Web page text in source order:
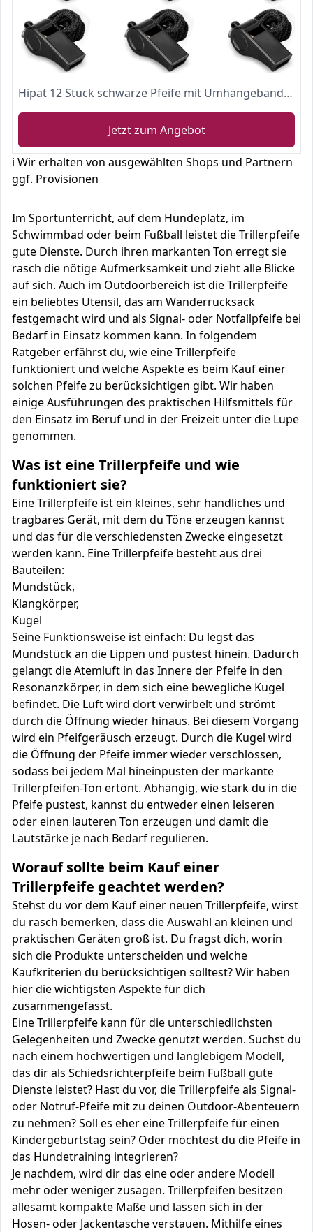
Hipat 12 Stück schwarze Pfeife mit Umhängeband, langlebige, verdickte Kunststoffpfeifen, laute Klangpfeifen, ideal für Trainer, Schiedsrichter, Sport
Jetzt zum Angebot
ℹ️ Wir erhalten von ausgewählten Shops und Partnern
ggf. Provisionen
Im Sportunterricht, auf dem Hundeplatz, im
Schwimmbad oder beim Fußball leistet die Trillerpfeife
gute Dienste. Durch ihren markanten Ton erregt sie
rasch die nötige Aufmerksamkeit und zieht alle Blicke
auf sich. Auch im Outdoorbereich ist die Trillerpfeife
ein beliebtes Utensil, das am Wanderrucksack
festgemacht wird und als Signal- oder Notfallpfeife bei
Bedarf in Einsatz kommen kann. In folgendem
Ratgeber erfährst du, wie eine Trillerpfeife
funktioniert und welche Aspekte es beim Kauf einer
solchen Pfeife zu berücksichtigen gibt. Wir haben
einige Ausführungen des praktischen Hilfsmittels für
den Einsatz im Beruf und in der Freizeit unter die Lupe
genommen.
Was ist eine Trillerpfeife und wie
funktioniert sie?
Eine Trillerpfeife ist ein kleines, sehr handliches und
tragbares Gerät, mit dem du Töne erzeugen kannst
und das für die verschiedensten Zwecke eingesetzt
werden kann. Eine Trillerpfeife besteht aus drei
Bauteilen:
Mundstück,
Klangkörper,
Kugel
Seine Funktionsweise ist einfach: Du legst das
Mundstück an die Lippen und pustest hinein. Dadurch
gelangt die Atemluft in das Innere der Pfeife in den
Resonanzkörper, in dem sich eine bewegliche Kugel
befindet. Die Luft wird dort verwirbelt und strömt
durch die Öffnung wieder hinaus. Bei diesem Vorgang
wird ein Pfeifgeräusch erzeugt. Durch die Kugel wird
die Öffnung der Pfeife immer wieder verschlossen,
sodass bei jedem Mal hineinpusten der markante
Trillerpfeifen-Ton ertönt. Abhängig, wie stark du in die
Pfeife pustest, kannst du entweder einen leiseren
oder einen lauteren Ton erzeugen und damit die
Lautstärke je nach Bedarf regulieren.
Worauf sollte beim Kauf einer
Trillerpfeife geachtet werden?
Stehst du vor dem Kauf einer neuen Trillerpfeife, wirst
du rasch bemerken, dass die Auswahl an kleinen und
praktischen Geräten groß ist. Du fragst dich, worin
sich die Produkte unterscheiden und welche
Kaufkriterien du berücksichtigen solltest? Wir haben
hier die wichtigsten Aspekte für dich
zusammengefasst.
Eine Trillerpfeife kann für die unterschiedlichsten
Gelegenheiten und Zwecke genutzt werden. Suchst du
nach einem hochwertigen und langlebigem Modell,
das dir als Schiedsrichterpfeife beim Fußball gute
Dienste leistet? Hast du vor, die Trillerpfeife als Signal-
oder Notruf-Pfeife mit zu deinen Outdoor-Abenteuern
zu nehmen? Soll es eher eine Trillerpfeife für einen
Kindergeburtstag sein? Oder möchtest du die Pfeife in
das Hundetraining integrieren?
Je nachdem, wird dir das eine oder andere Modell
mehr oder weniger zusagen. Trillerpfeifen besitzen
allesamt kompakte Maße und lassen sich in der
Hosen- oder Jackentasche verstauen. Mithilfe eines